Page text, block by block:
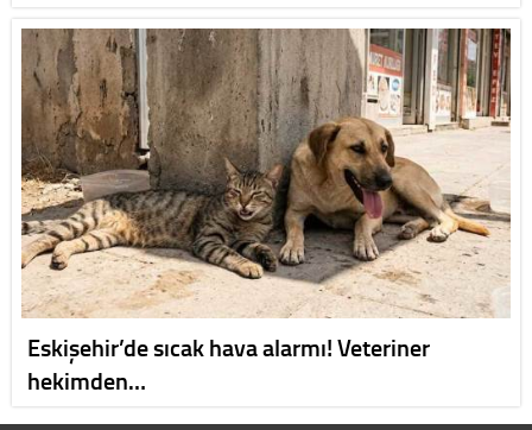
Eskişehir’de sıcak hava alarmı! Veteriner
hekimden…